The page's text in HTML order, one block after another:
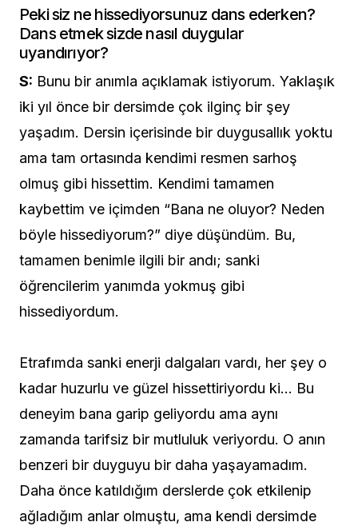
Peki siz ne hissediyorsunuz dans ederken?
Dans etmek sizde nasıl duygular
uyandırıyor?
S: Bunu bir anımla açıklamak istiyorum. Yaklaşık
iki yıl önce bir dersimde çok ilginç bir şey
yaşadım. Dersin içerisinde bir duygusallık yoktu
ama tam ortasında kendimi resmen sarhoş
olmuş gibi hissettim. Kendimi tamamen
kaybettim ve içimden “Bana ne oluyor? Neden
böyle hissediyorum?” diye düşündüm. Bu,
tamamen benimle ilgili bir andı; sanki
öğrencilerim yanımda yokmuş gibi
hissediyordum.
Etrafımda sanki enerji dalgaları vardı, her şey o
kadar huzurlu ve güzel hissettiriyordu ki… Bu
deneyim bana garip geliyordu ama aynı
zamanda tarifsiz bir mutluluk veriyordu. O anın
benzeri bir duyguyu bir daha yaşayamadım.
Daha önce katıldığım derslerde çok etkilenip
ağladığım anlar olmuştu, ama kendi dersimde